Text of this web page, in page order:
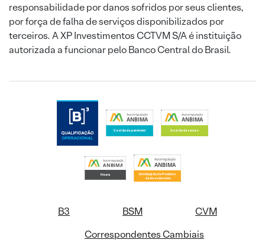
responsabilidade por danos sofridos por seus clientes,
por força de falha de serviços disponibilizados por
terceiros. A XP Investimentos CCTVM S/A é instituição
autorizada a funcionar pelo Banco Central do Brasil.
B3 BSM
CVM
Correspondentes Cambiais